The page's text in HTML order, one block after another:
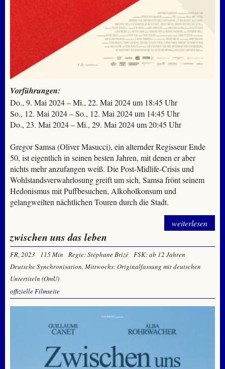
Vorführungen:
Do., 9. Mai 2024 – Mi., 22. Mai 2024 um 18:45 Uhr
So., 12. Mai 2024 – So., 12. Mai 2024 um 14:45 Uhr
Do., 23. Mai 2024 – Mi., 29. Mai 2024 um 20:45 Uhr
Gregor Samsa (Oliver Masucci), ein alternder Regisseur Ende
50, ist eigentlich in seinen besten Jahren, mit denen er aber
nichts mehr anzufangen weiß. Die Post-Midlife-Crisis und
Wohlstandsverwahrlosung greift um sich, Samsa frönt seinem
Hedonismus mit Puffbesuchen, Alkoholkonsum und
gelangweilten nächtlichen Touren durch die Stadt.
weiterlesen
zwischen uns das leben
FR, 2023 115 Min Regie: Stéphane Brizé
FSK: ab 12 Jahren
Deutsche Synchronisation, Mittwochs: Originalfassung mit deutschen
Untertiteln (OmU)
offizielle Filmseite